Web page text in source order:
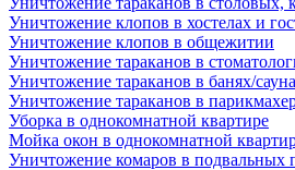
Уничтожение клопов в хостелах и
Уничтожение клопов в общежитии
Уничтожение тараканов в
Уничтожение тараканов в банях/
Уничтожение тараканов в
Уборка в однокомнатной квартире
Мойка окон в однокомнатной
Уничтожение комаров в подвальных